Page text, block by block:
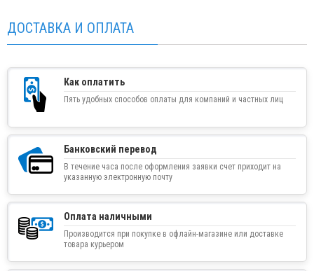
ДОСТАВКА И ОПЛАТА
Как оплатить
Пять удобных способов оплаты для компаний и частных лиц
Банковский перевод
В течение часа после оформления заявки счет приходит на
указанную электронную почту
Оплата наличными
Производится при покупке в офлайн-магазине или доставке
товара курьером